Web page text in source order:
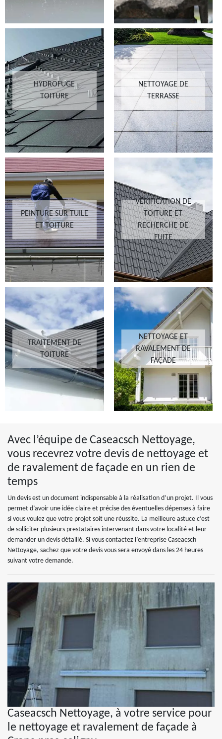
HYDROFUGE
TOITURE
NETTOYAGE DE
TERRASSE
PEINTURE SUR TUILE
ET TOITURE
VÉRIFICATION DE
TOITURE ET
RECHERCHE DE
FUITE
TRAITEMENT DE
TOITURE
NETTOYAGE ET
RAVALEMENT DE
FAÇADE
Avec l’équipe de Caseacsch Nettoyage,
vous recevrez votre devis de nettoyage et
de ravalement de façade en un rien de
temps
Un devis est un document indispensable à la réalisation d’un projet. Il vous
permet d’avoir une idée claire et précise des éventuelles dépenses à faire
si vous voulez que votre projet soit une réussite. La meilleure astuce c’est
de solliciter plusieurs prestataires intervenant dans votre localité et leur
demander un devis détaillé. Si vous contactez l’entreprise Caseacsch
Nettoyage, sachez que votre devis vous sera envoyé dans les 24 heures
suivant votre demande.
Caseacsch Nettoyage, à votre service pour
le nettoyage et ravalement de façade à